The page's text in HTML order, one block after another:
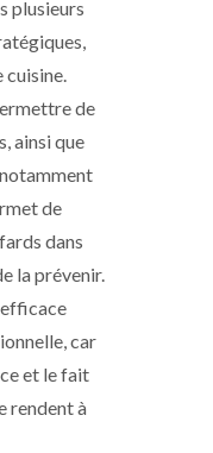
plusieurs
cuisine.
de
ainsi que
de
dans
la prévenir.
car
et le fait
rendent à